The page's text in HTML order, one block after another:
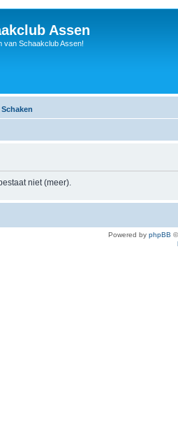
Assen
van Schaakclub Assen!
Schaken
niet (meer).
Powered by phpBB